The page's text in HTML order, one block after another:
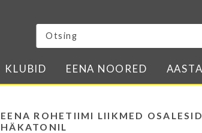
KLUBID EENA NOORED
In
EENA ROHETIIMI LIIKMED
HÄKATONIL